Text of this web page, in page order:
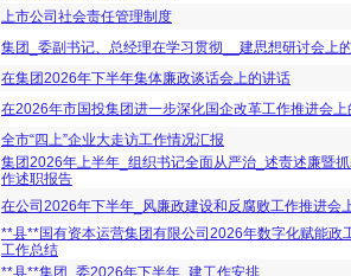
上市公司社会责任管理制度
集团_委副书记、总经理在学习贯彻__建思想研讨会上
在集团2026年下半年集体廉政谈话会上的讲话
在2026年市国投集团进一步深化国企改革工作推进会上
全市“四上”企业大走访工作情况汇报
集团2026年上半年_组织书记全面从严治_述责述廉暨
作述职报告
在公司2026年下半年_风廉政建设和反腐败工作推进会
**县**国有资本运营集团有限公司2026年数字化赋能政
工作总结
**县**集团_委2026年下半年_建工作安排